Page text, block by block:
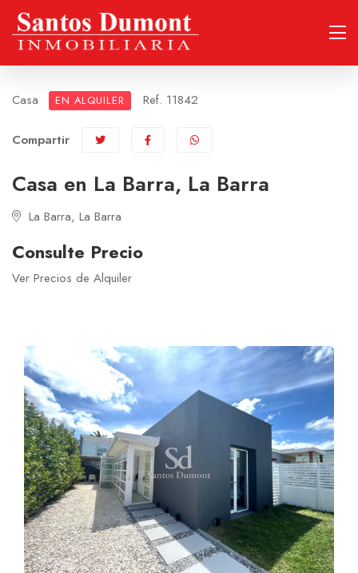
Casa EN ALQUILER Ref. 11842
Compartir
Casa en La Barra, La Barra
La Barra, La Barra
Consulte Precio
Ver Precios de Alquiler